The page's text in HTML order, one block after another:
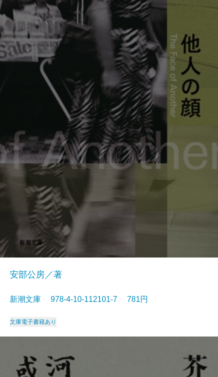
安部公房／著
新潮文庫 978-4-10-112101-7 781円
文庫電子書籍あり